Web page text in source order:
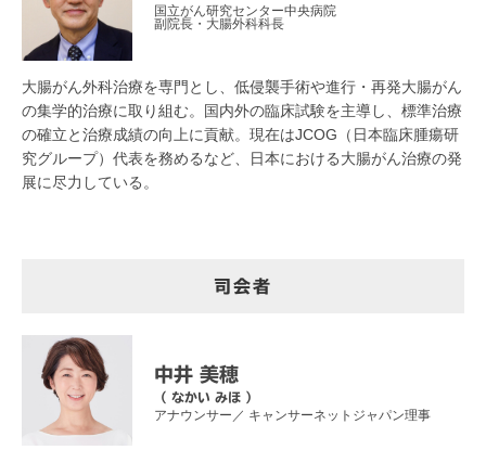
国立がん研究センター中央病院
副院長・大腸外科科長
大腸がん外科治療を専門とし、低侵襲手術や進行・再発大腸がん
の集学的治療に取り組む。国内外の臨床試験を主導し、標準治療
の確立と治療成績の向上に貢献。現在はJCOG（日本臨床腫瘍研
究グループ）代表を務めるなど、日本における大腸がん治療の発
展に尽力している。
司会者
中井 美穂
（ なかい みほ ）
アナウンサー／ キャンサーネットジャパン理事